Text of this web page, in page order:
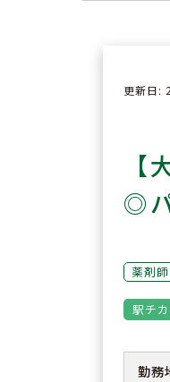
更新日:
◎
薬剤師
駅チカ
勤務